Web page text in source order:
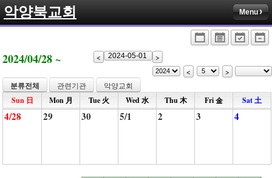
악양북교회 Menu
2024/04/28 ~ <
>
<
>
분류전체 관련기관 악양교회
Sun 日 Mon 月 Tue 火 Wed 水 Thu 木 Fri 金 Sat 土
4/28 29 30 5/1 2 3 4